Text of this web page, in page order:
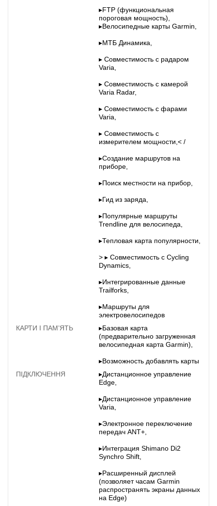
▸FTP (функциональная
пороговая мощность),
▸Велосипедные карты Garmin,
▸МТБ Динамика,
▸ Совместимость с радаром
Varia,
▸ Совместимость с камерой
Varia Radar,
▸ Совместимость с фарами
Varia,
▸ Совместимость с
измерителем мощности,< /
▸Создание маршрутов на
приборе,
▸Поиск местности на прибор,
▸Гид из заряда,
▸Популярные маршруты
Trendline для велосипеда,
▸Тепловая карта популярности,
> ▸ Совместимость с Cycling
Dynamics,
▸Интегрированные данные
Trailforks,
▸Маршруты для
электровелосипедов
КАРТИ І ПАМ’ЯТЬ
▸Базовая карта
(предварительно загруженная
велосипедная карта Garmin),
▸Возможность добавлять карты
ПІДКЛЮЧЕННЯ
▸Дистанционное управление
Edge,
▸Дистанционное управление
Varia,
▸Электронное переключение
передач ANT+,
▸Интеграция Shimano Di2
Synchro Shift,
▸Расширенный дисплей
(позволяет часам Garmin
распространять экраны данных
на Edge)